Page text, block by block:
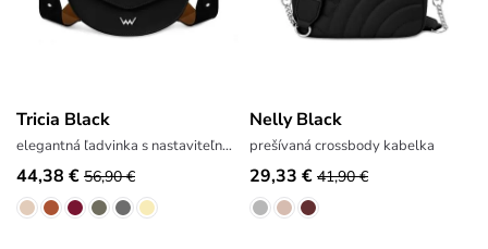
Tricia Black
elegantná ľadvinka s nastaviteľným popruhom
44,38 € 56,90 €
Nelly Black
prešívaná crossbody kabelka
29,33 € 41,90 €